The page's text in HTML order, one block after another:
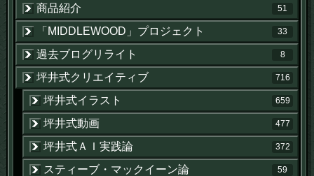
商品紹介 51
「MIDDLEWOOD」プロジェクト 33
過去ブログリライト 8
坪井式クリエイティブ 716
坪井式イラスト 659
坪井式動画 477
坪井式ＡＩ実践論 372
スティーブ・マックイーン論 59